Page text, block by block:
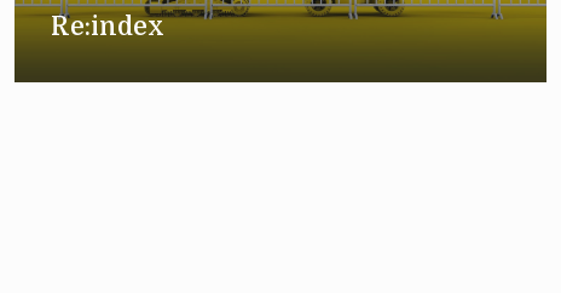
Re:index